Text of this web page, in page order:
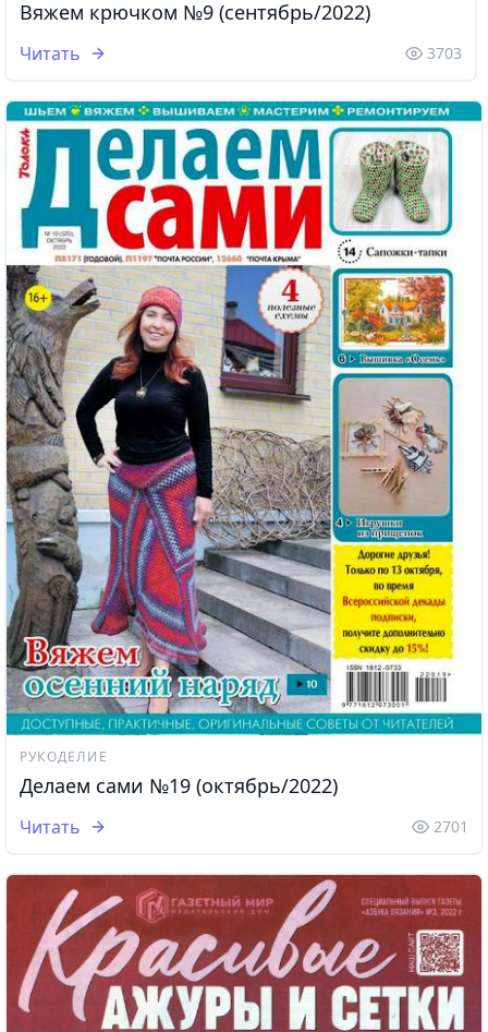
Вяжем крючком №9 (сентябрь/2022)
Читать 3703
РУКОДЕЛИЕ
Делаем сами №19 (октябрь/2022)
Читать 2701